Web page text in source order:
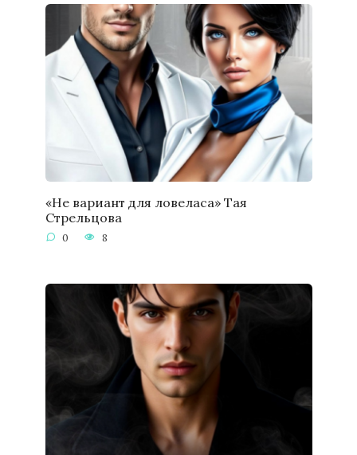
«Не вариант для ловеласа» Тая
Стрельцова
0 8